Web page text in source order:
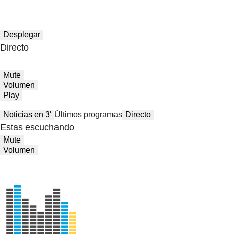
Desplegar
Directo
Mute
Volumen
Play
Noticias en 3′ Últimos programas Directo
Estas escuchando
Mute
Volumen